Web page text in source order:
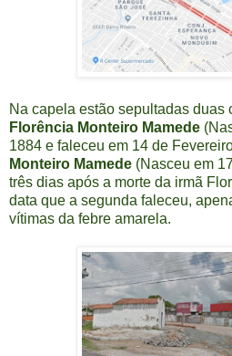
Na capela estão sepultadas duas
Florência Monteiro Mamede
1884 e faleceu em 14 de
Monteiro Mamede (Nasceu em
três dias após a morte da irmã
data que a segunda faleceu,
vítimas da febre amarela.